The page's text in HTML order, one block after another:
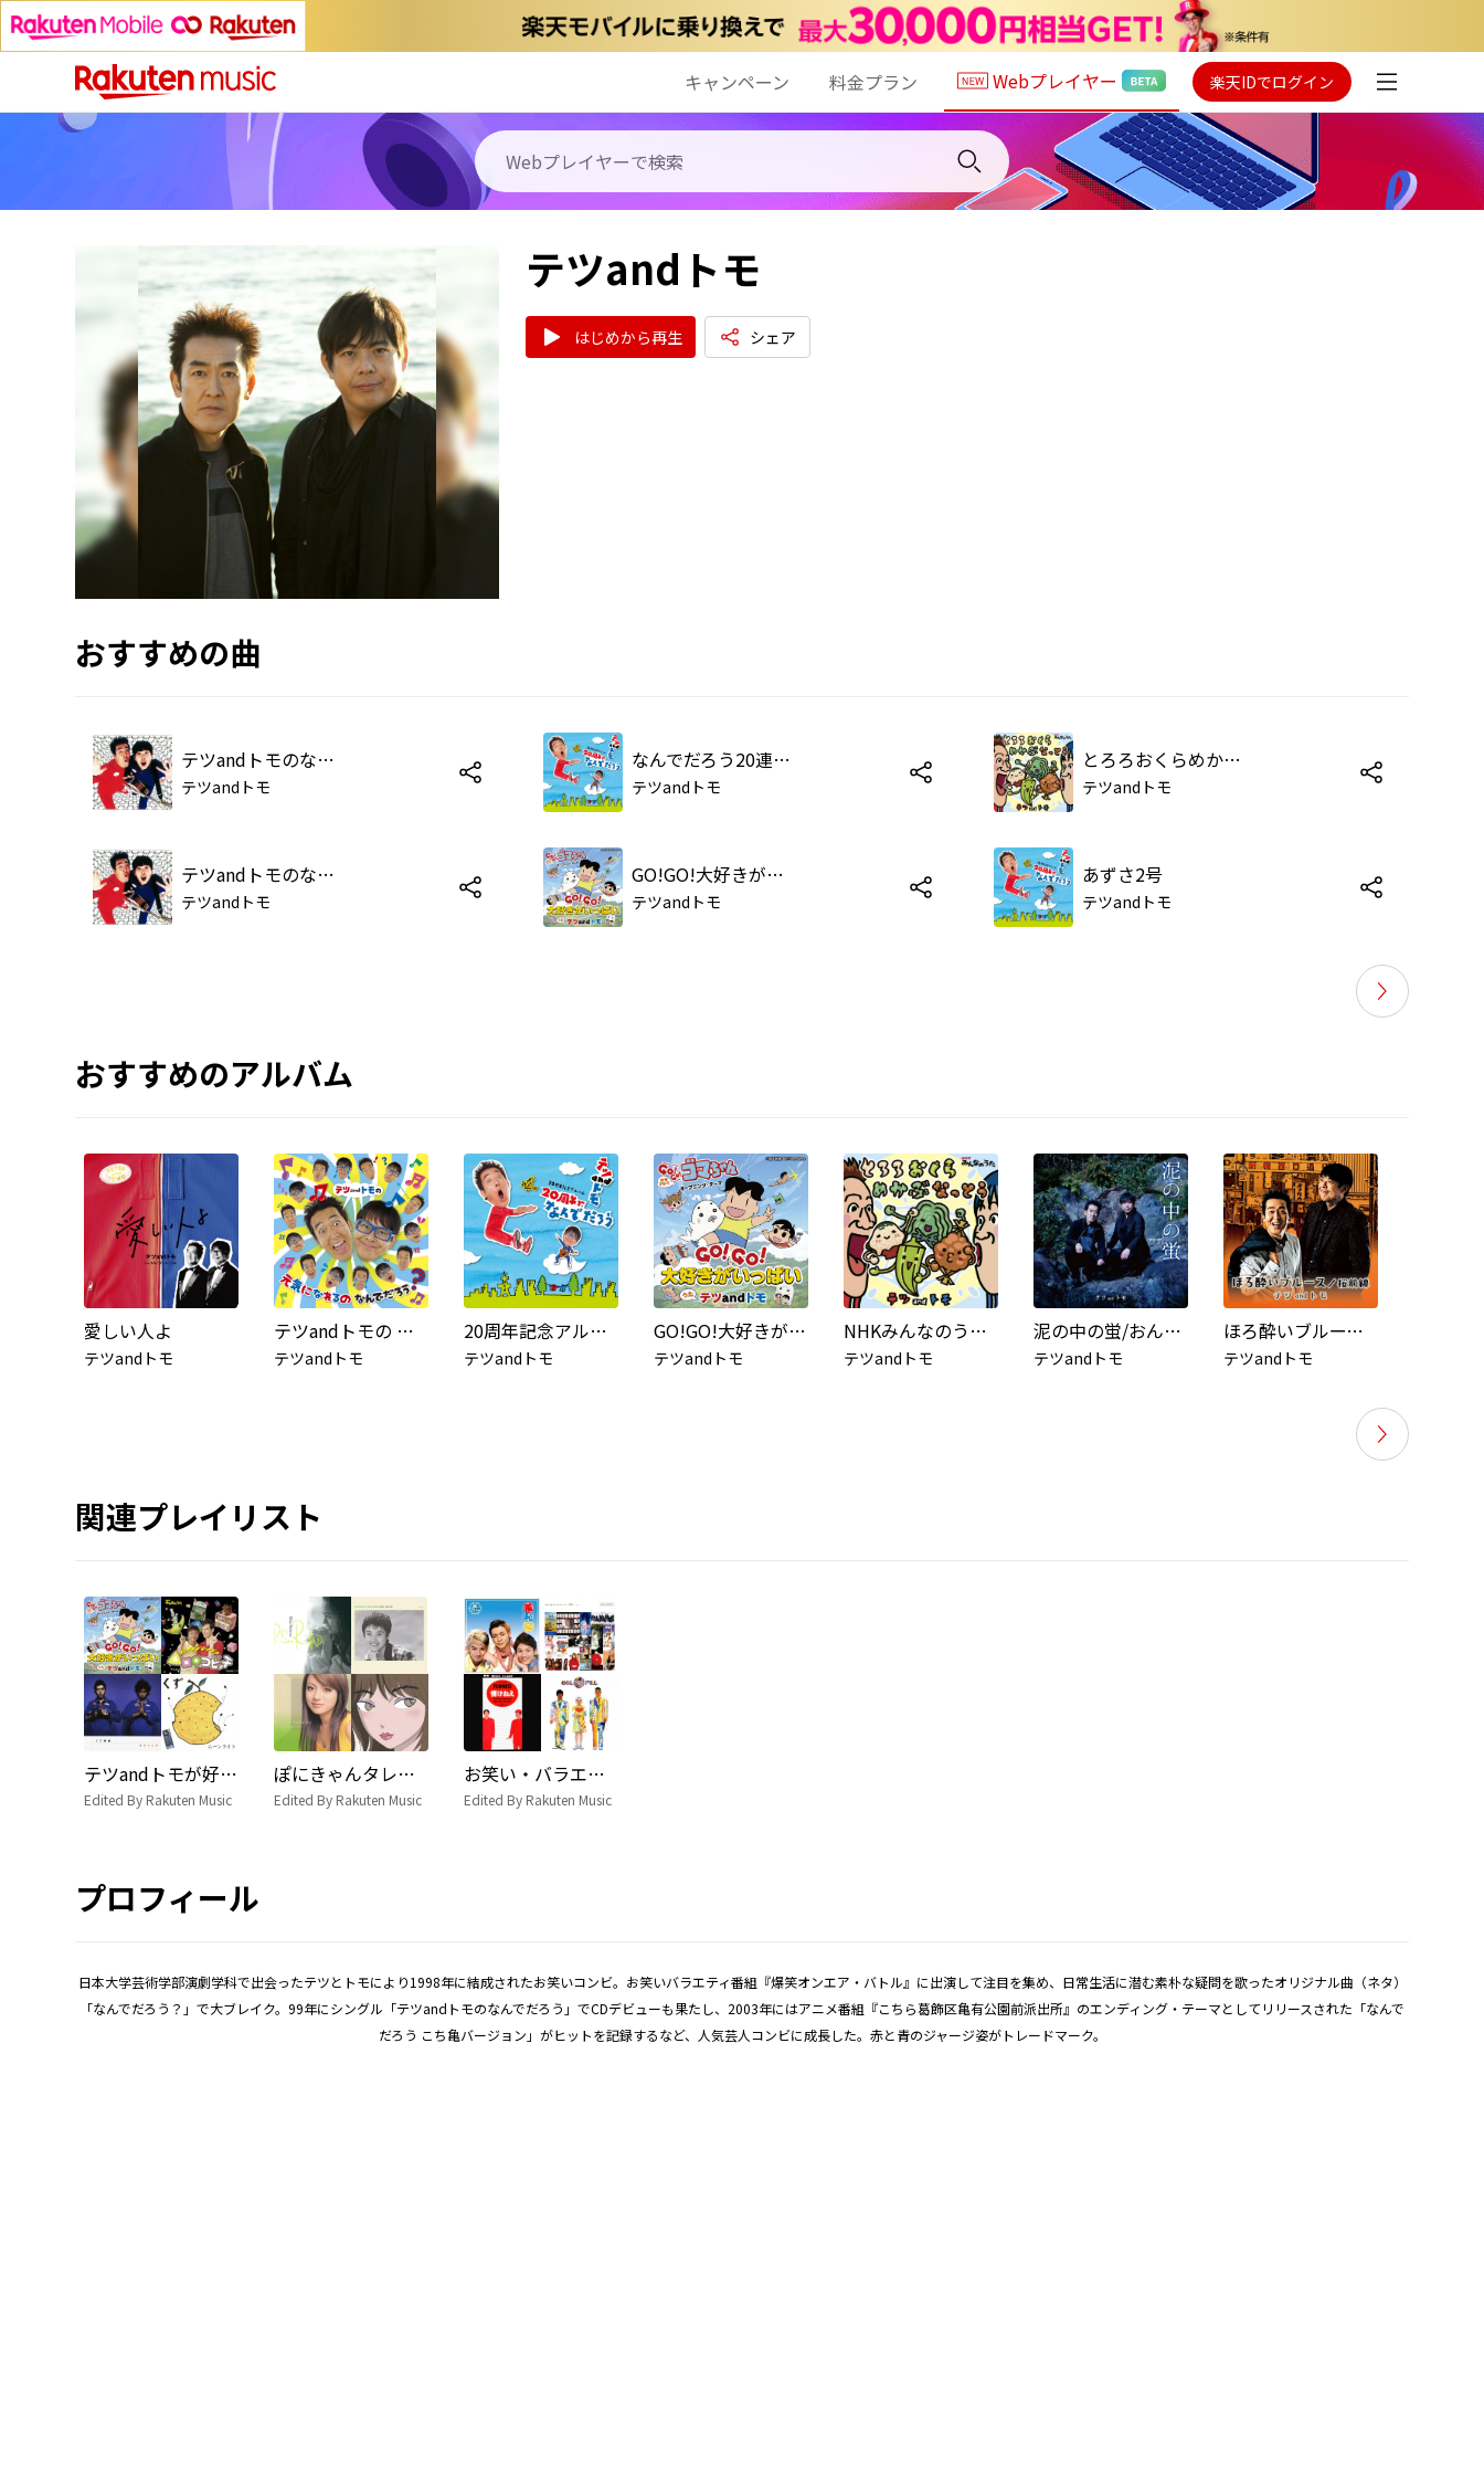
キャンペーン 料金プラン Webプレイヤー 楽天IDでログイン
テツandトモ
はじめから再生 シェア
おすすめの曲
テツandトモのなんでだろう ～こち亀バージョン～
テツandトモ
テツandトモのなんでだろう
テツandトモ
なんでだろう20連発!!
テツandトモ
GO!GO!大好きがいっぱい
テツandトモ
とろろおくらめかぶなっとう(NHK「みんなのうた」ヴァージョン)
テツandトモ
あずさ2号
テツandトモ
おすすめのアルバム
愛しい人よ
テツandトモ
テツandトモの 元気になれるの なんでだろう?
テツandトモ
20周年記念アルバム「20周年で、なんでだろう」
テツandトモ
GO!GO!大好きがいっぱい(『少年アシベ GO!GO!ゴマちゃん』オープニング・テーマ)
テツandトモ
NHKみんなのうた「とろろおくらめかぶなっとう」
テツandトモ
泥の中の蛍/おんなじ空の下
テツandトモ
ほろ酔いブルース/桜前線
テツandトモ
関連プレイリスト
テツandトモが好きなあなたにおすすめ
Edited By Rakuten Music
ぽにきゃんタレント・芸人・俳優名鑑【おとラボ】
Edited By Rakuten Music
お笑い・バラエティー番組発!昭和・平成ヒット曲集【おとラボ】
Edited By Rakuten Music
プロフィール
日本大学芸術学部演劇学科で出会ったテツとトモにより1998年に結成されたお笑いコンビ。お笑いバラエティ番組『爆笑オンエア・バトル』に出演して注目を集め、日常生活に潜む素朴な疑問を歌ったオリジナル曲（ネタ）
「なんでだろう？」で大ブレイク。99年にシングル「テツandトモのなんでだろう」でCDデビューも果たし、2003年にはアニメ番組『こちら葛飾区亀有公園前派出所』のエンディング・テーマとしてリリースされた「なんで
だろう こち亀バージョン」がヒットを記録するなど、人気芸人コンビに成長した。赤と青のジャージ姿がトレードマーク。